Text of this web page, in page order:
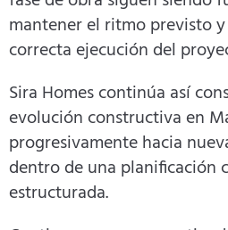
mantener el ritmo previsto
correcta ejecución del
Sira Homes continúa así
evolución constructiva en
progresivamente hacia
dentro de una planificación
estructurada.